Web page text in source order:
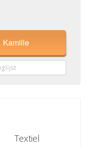
Kamille
Textiel